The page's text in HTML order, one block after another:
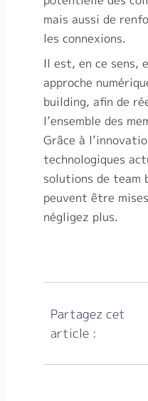
mais aussi de
les connexions.
Il est, en ce sens,
approche
building, afin de
l’ensemble des
Grâce à
technologiques
solutions de team
peuvent être
négligez plus.
Partagez cet
article :